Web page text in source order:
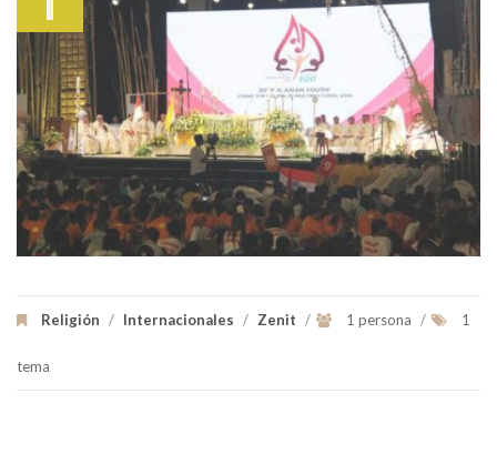
Religión / Internacionales / Zenit / 1 persona / 1
tema